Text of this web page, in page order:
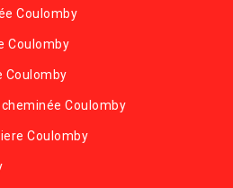
Coulomby
Coulomby
Coulomby
Coulomby
Coulomby